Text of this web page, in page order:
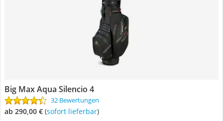
Big Max Aqua Silencio 4
32 Bewertungen
ab 290,00 € ( Sofort lieferbar)